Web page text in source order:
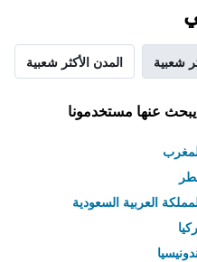
شعبية المدن الأكثر شعبية
يبحث عنها مستخدمونا
العربية السعودية